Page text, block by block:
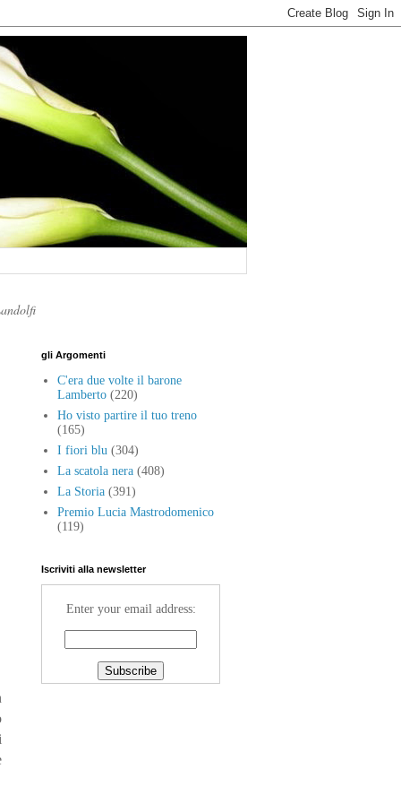
gli Argomenti
C'era due volte il barone
Lamberto (220)
Ho visto partire il tuo treno
(165)
I fiori blu (304)
La scatola nera (408)
La Storia (391)
Premio Lucia Mastrodomenico
(119)
Iscriviti alla newsletter
Enter your email address: